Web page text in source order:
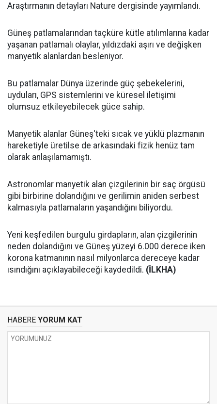
Araştırmanın detayları Nature dergisinde yayımlandı.
Güneş patlamalarından taçküre kütle atılımlarına kadar
yaşanan patlamalı olaylar, yıldızdaki aşırı ve değişken
manyetik alanlardan besleniyor.
Bu patlamalar Dünya üzerinde güç şebekelerini,
uyduları, GPS sistemlerini ve küresel iletişimi
olumsuz etkileyebilecek güce sahip.
Manyetik alanlar Güneş'teki sıcak ve yüklü plazmanın
hareketiyle üretilse de arkasındaki fizik henüz tam
olarak anlaşılamamıştı.
Astronomlar manyetik alan çizgilerinin bir saç örgüsü
gibi birbirine dolandığını ve gerilimin aniden serbest
kalmasıyla patlamaların yaşandığını biliyordu.
Yeni keşfedilen burgulu girdapların, alan çizgilerinin
neden dolandığını ve Güneş yüzeyi 6.000 derece iken
korona katmanının nasıl milyonlarca dereceye kadar
ısındığını açıklayabileceği kaydedildi. (İLKHA)
HABERE YORUM KAT